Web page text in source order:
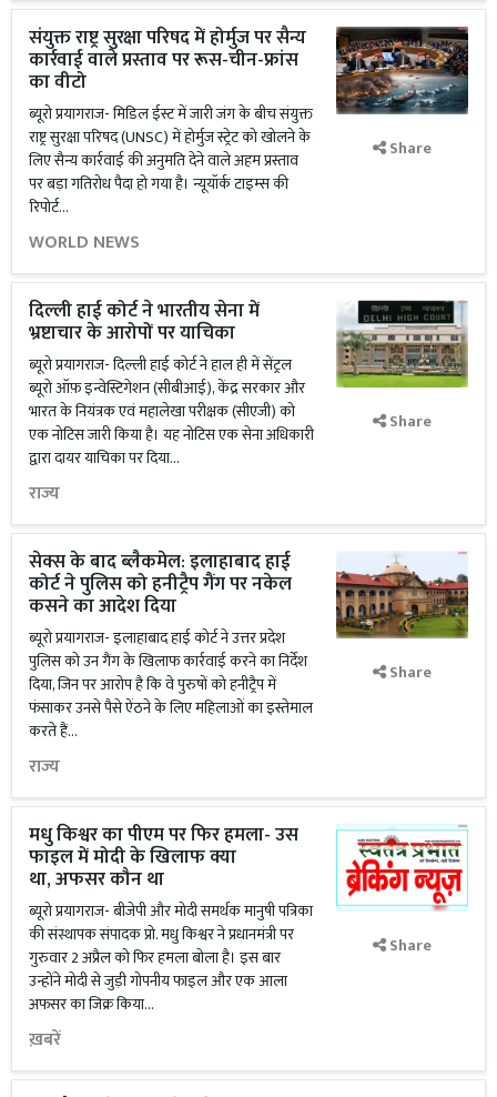
संयुक्त राष्ट्र सुरक्षा परिषद में होर्मुज पर सैन्य
कार्रवाई वाले प्रस्ताव पर रूस-चीन-फ्रांस
का वीटो
ब्यूरो प्रयागराज- मिडिल ईस्ट में जारी जंग के बीच संयुक्त
राष्ट्र सुरक्षा परिषद (UNSC) में होर्मुज स्ट्रेट को खोलने के
लिए सैन्य कार्रवाई की अनुमति देने वाले अहम प्रस्ताव
पर बड़ा गतिरोध पैदा हो गया है। न्यूयॉर्क टाइम्स की
रिपोर्ट...
WORLD NEWS
Share
दिल्ली हाई कोर्ट ने भारतीय सेना में
भ्रष्टाचार के आरोपों पर याचिका
ब्यूरो प्रयागराज- दिल्ली हाई कोर्ट ने हाल ही में सेंट्रल
ब्यूरो ऑफ़ इन्वेस्टिगेशन (सीबीआई), केंद्र सरकार और
भारत के नियंत्रक एवं महालेखा परीक्षक (सीएजी) को
एक नोटिस जारी किया है। यह नोटिस एक सेना अधिकारी
द्वारा दायर याचिका पर दिया...
राज्य
Share
सेक्स के बाद ब्लैकमेल: इलाहाबाद हाई
कोर्ट ने पुलिस को हनीट्रैप गैंग पर नकेल
कसने का आदेश दिया
ब्यूरो प्रयागराज- इलाहाबाद हाई कोर्ट ने उत्तर प्रदेश
पुलिस को उन गैंग के खिलाफ कार्रवाई करने का निर्देश
दिया, जिन पर आरोप है कि वे पुरुषों को हनीट्रैप में
फंसाकर उनसे पैसे ऐंठने के लिए महिलाओं का इस्तेमाल
करते हैं...
राज्य
Share
मधु किश्वर का पीएम पर फिर हमला- उस
फाइल में मोदी के खिलाफ क्या
था, अफसर कौन था
ब्यूरो प्रयागराज- बीजेपी और मोदी समर्थक मानुषी पत्रिका
की संस्थापक संपादक प्रो. मधु किश्वर ने प्रधानमंत्री पर
गुरुवार 2 अप्रैल को फिर हमला बोला है। इस बार
उन्होंने मोदी से जुड़ी गोपनीय फाइल और एक आला
अफसर का जिक्र किया...
ख़बरें
Share